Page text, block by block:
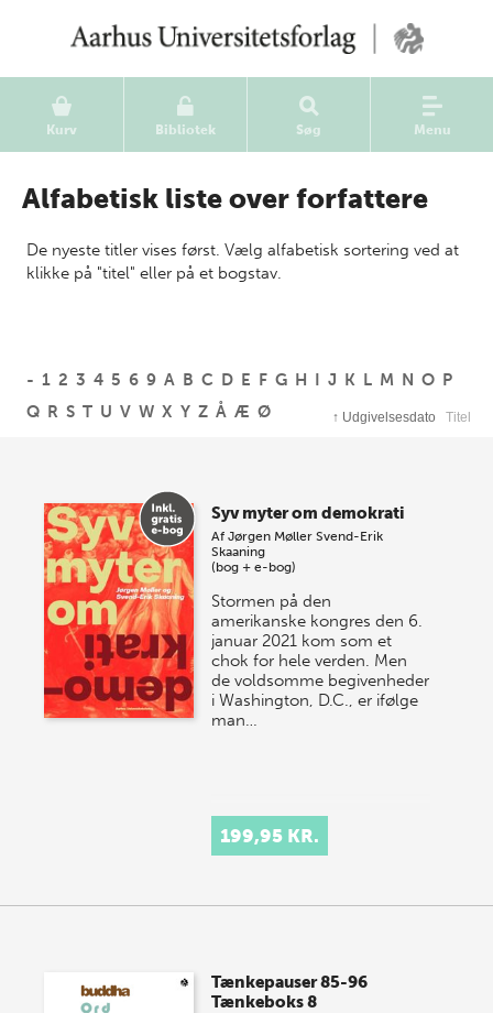
Kurv Bibliotek Søg Menu
Alfabetisk liste over forfattere
De nyeste titler vises først. Vælg alfabetisk sortering ved at
klikke på "titel" eller på et bogstav.
- 1 2 3 4 5 6 9 A B C D E F G H I J K L M N O P
Q R S T U V W X Y Z Å Æ Ø ↑ Udgivelsesdato Titel
Syv myter om demokrati
AfJørgen Møller Svend-Erik
Skaaning
(bog + e-bog)
Stormen på den
amerikanske kongres den 6.
januar 2021 kom som et
chok for hele verden. Men
de voldsomme begivenheder
i Washington, D.C., er ifølge
man…
199,95 KR.
Tænkepauser 85-96
Tænkeboks 8